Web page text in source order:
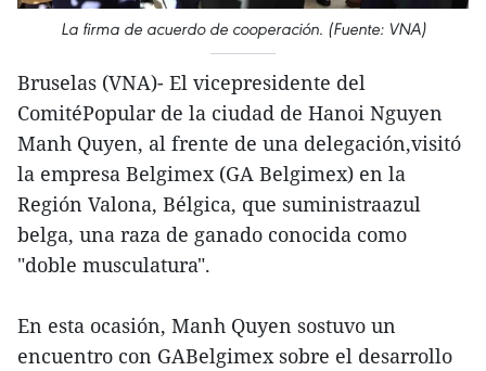
La firma de acuerdo de cooperación. (Fuente: VNA)
Bruselas (VNA)- El vicepresidente del
ComitéPopular de la ciudad de Hanoi Nguyen
Manh Quyen, al frente de una delegación,visitó
la empresa Belgimex (GA Belgimex) en la
Región Valona, Bélgica, que suministraazul
belga, una raza de ganado conocida como
"doble musculatura".
En esta ocasión, Manh Quyen sostuvo un
encuentro con GABelgimex sobre el desarrollo